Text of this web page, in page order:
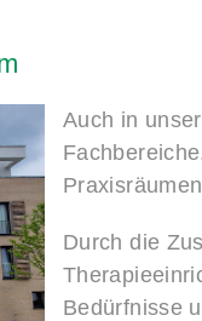
Auch in
Durch die
Bedürfnisse